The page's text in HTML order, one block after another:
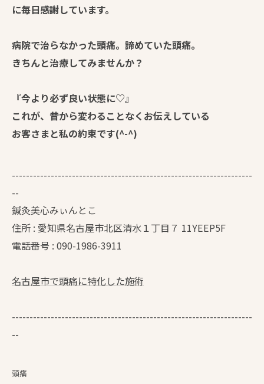
に毎日感謝しています。
病院で治らなかった頭痛。諦めていた頭痛。
きちんと治療してみませんか？
『今より必ず良い状態に♡』
これが、昔から変わることなくお伝えしている
お客さまと私の約束です(^-^)
--------------------------------------------------------------------
--
鍼灸美心みぃんとこ
住所 : 愛知県名古屋市北区清水１丁目７ 11YEEP5F
電話番号 : 090-1986-3911
名古屋市で頭痛に特化した施術
--------------------------------------------------------------------
--
頭痛